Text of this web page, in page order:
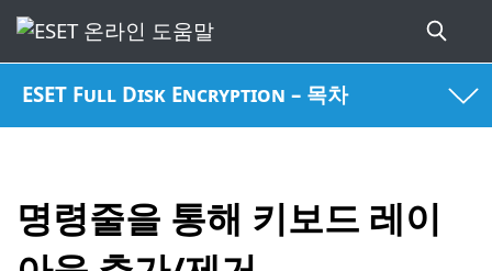
ESET Full Disk Encryption – 목차
명령줄을 통해 키보드 레이